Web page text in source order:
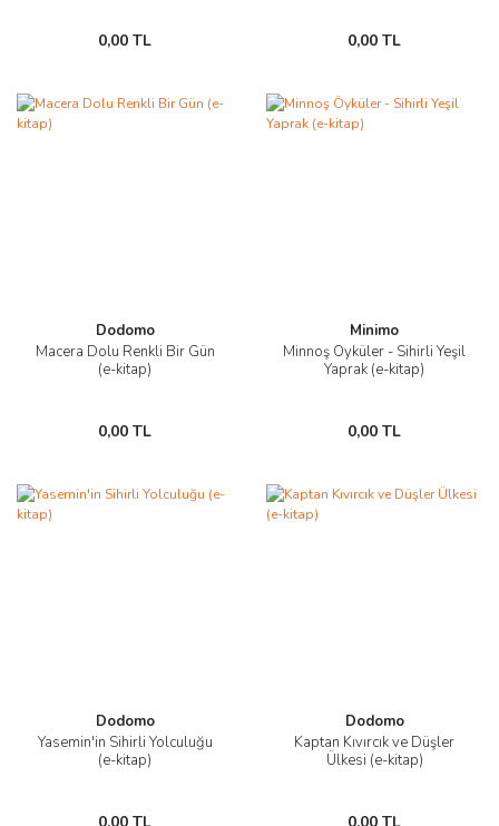
0,00 TL 0,00 TL
Dodomo
Macera Dolu Renkli Bir Gün
(e-kitap)
0,00 TL
Minimo
Minnoş Öyküler - Sihirli Yeşil
Yaprak (e-kitap)
0,00 TL
Dodomo
Yasemin'in Sihirli Yolculuğu
(e-kitap)
Dodomo
Kaptan Kıvırcık ve Düşler
Ülkesi (e-kitap)